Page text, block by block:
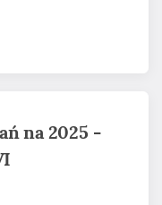
na 2025 -